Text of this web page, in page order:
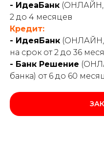
- ИдеаБанк (ОНЛАЙН,
2 до 4 месяцев
Кредит:
- ИдеяБанк (ОНЛАЙН,
на срок от 2 до 36
- Банк Решение
банка) от 6 до 60